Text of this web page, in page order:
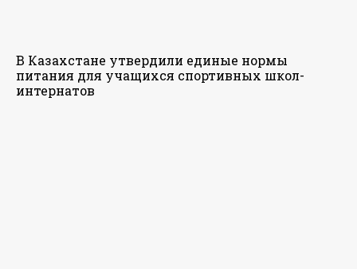
В Казахстане утвердили единые нормы
питания для учащихся спортивных школ-
интернатов